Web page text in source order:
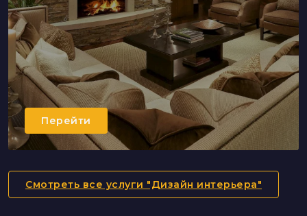
Перейти
Смотреть все услуги "Дизайн интерьера"